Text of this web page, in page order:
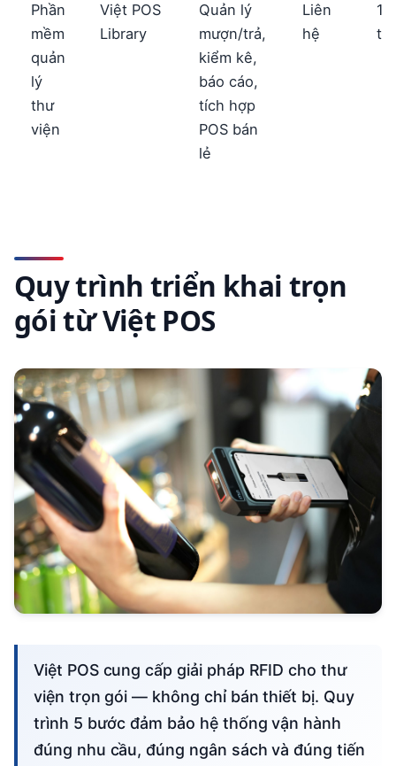
Phần
mềm
quản
lý
thư
viện
Việt POS
Library
Quản lý
mượn/trả,
kiểm kê,
báo cáo,
tích hợp
POS bán
lẻ
Liên
hệ
12
Quy trình triển khai trọn
gói từ Việt POS
Việt POS cung cấp giải pháp RFID cho thư
viện trọn gói — không chỉ bán thiết bị. Quy
trình 5 bước đảm bảo hệ thống vận hành
đúng nhu cầu, đúng ngân sách và đúng tiến